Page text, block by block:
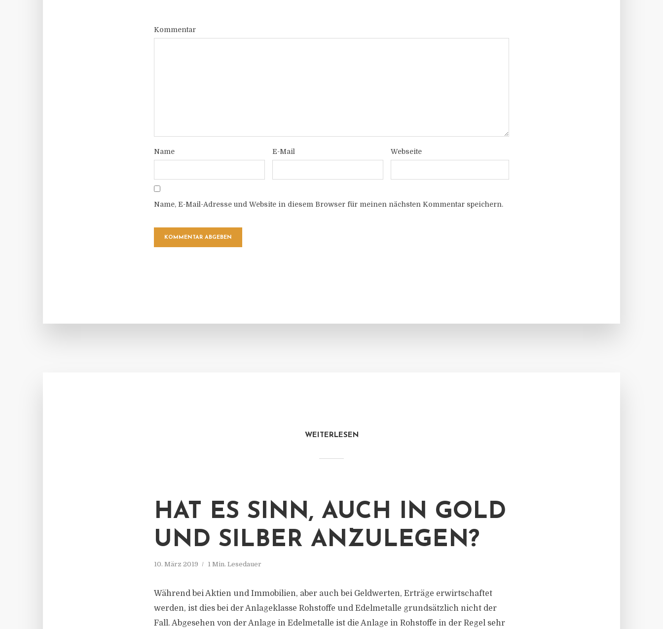
Kommentar
Name E-Mail Webseite
Name, E-Mail-Adresse und Website in diesem Browser für meinen nächsten Kommentar speichern.
WEITERLESEN
HAT ES SINN, AUCH IN GOLD
UND SILBER ANZULEGEN?
10. März 2019 1 Min. Lesedauer
Während bei Aktien und Immobilien, aber auch bei Geldwerten, Erträge erwirtschaftet
werden, ist dies bei der Anlageklasse Rohstoffe und Edelmetalle grundsätzlich nicht der
Fall. Abgesehen von der Anlage in Edelmetalle ist die Anlage in Rohstoffe in der Regel sehr